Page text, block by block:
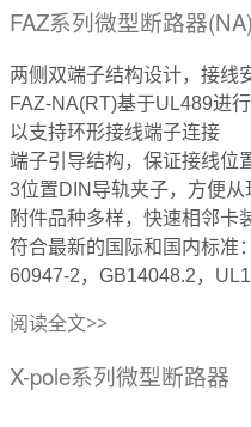
FAZ系列微型断路器
两侧双端子结构设计，接线
FAZ-NA(RT)基于UL489进
以支持环形接线端子连接
端子引导结构，保证接线位
3位置DIN导轨夹子，方便
附件品种多样，快速相邻卡
符合最新的国际和国内标准
60947-2，GB14048.2，
阅读全文>>
X-pole系列微型断路器